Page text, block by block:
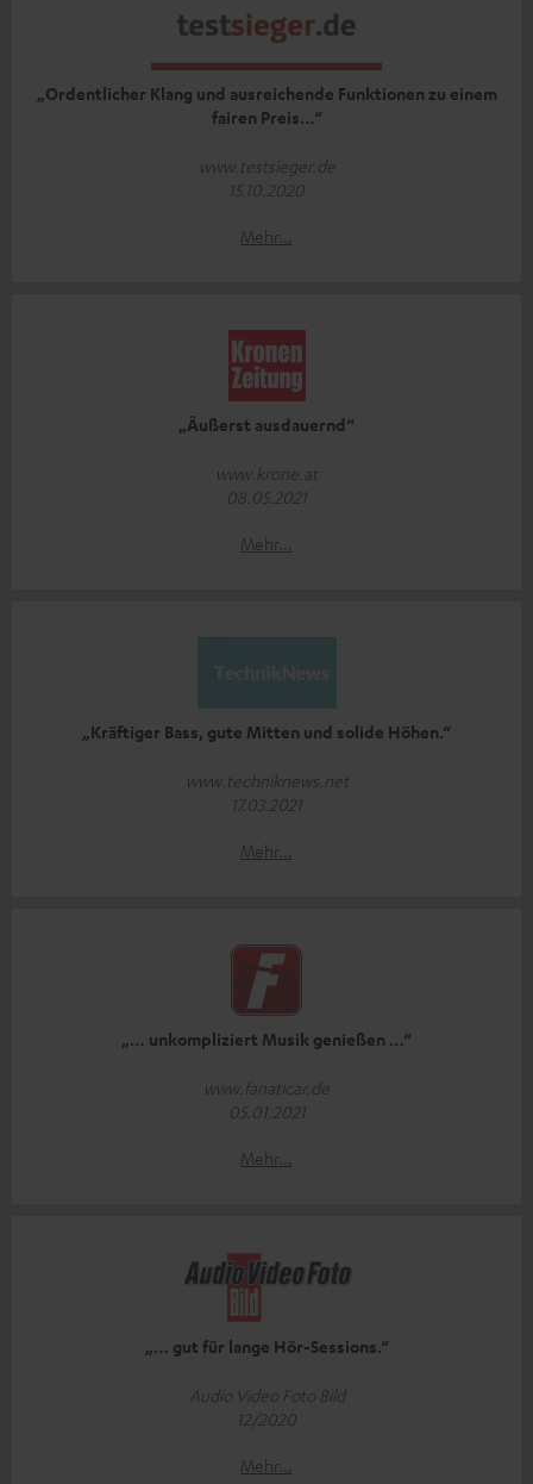
„Ordentlicher Klang und ausreichende Funktionen zu einem
fairen Preis…“
www.testsieger.de
15.10.2020
Mehr...
„Äußerst ausdauernd“
www.krone.at
08.05.2021
Mehr...
„Kräftiger Bass, gute Mitten und solide Höhen.“
www.techniknews.net
17.03.2021
Mehr...
„… unkompliziert Musik genießen …“
www.fanaticar.de
05.01.2021
Mehr...
„… gut für lange Hör-Sessions.“
Audio Video Foto Bild
12/2020
Mehr...